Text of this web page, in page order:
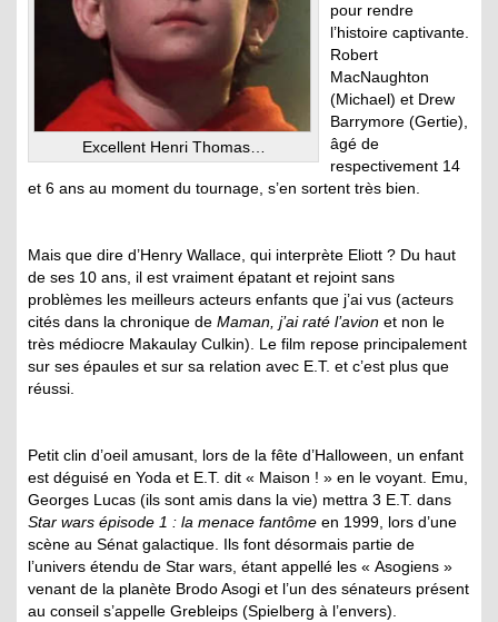
Excellent Henri Thomas…
pour rendre
l’histoire captivante.
Robert
MacNaughton
(Michael) et Drew
Barrymore (Gertie),
âgé de
respectivement 14
et 6 ans au moment du tournage, s’en sortent très bien.
Mais que dire d’Henry Wallace, qui interprète Eliott ? Du haut
de ses 10 ans, il est vraiment épatant et rejoint sans
problèmes les meilleurs acteurs enfants que j’ai vus (acteurs
cités dans la chronique de Maman, j’ai raté l’avion et non le
très médiocre Makaulay Culkin). Le film repose principalement
sur ses épaules et sur sa relation avec E.T. et c’est plus que
réussi.
Petit clin d’oeil amusant, lors de la fête d’Halloween, un enfant
est déguisé en Yoda et E.T. dit « Maison ! » en le voyant. Emu,
Georges Lucas (ils sont amis dans la vie) mettra 3 E.T. dans
Star wars épisode 1 : la menace fantôme en 1999, lors d’une
scène au Sénat galactique. Ils font désormais partie de
l’univers étendu de Star wars, étant appellé les « Asogiens »
venant de la planète Brodo Asogi et l’un des sénateurs présent
au conseil s’appelle Grebleips (Spielberg à l’envers).